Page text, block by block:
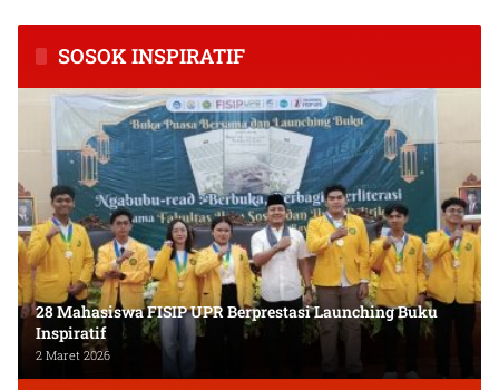
SOSOK INSPIRATIF
28 Mahasiswa FISIP UPR Berprestasi Launching Buku
Inspiratif
2 Maret 2026